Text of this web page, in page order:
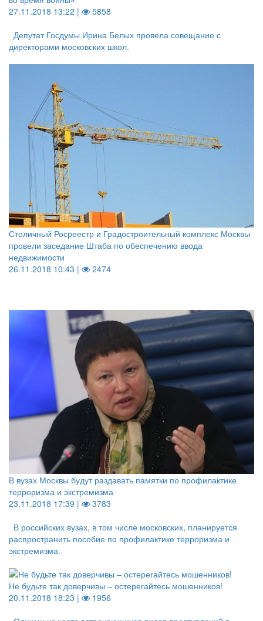
27.11.2018 13:22 |
5858
Депутат Госдумы Ирина Белых провела совещание с
директорами московских школ.
Столичный Росреестр и Градостроительный комплекс Москвы
провели заседание Штаба по обеспечению ввода
недвижимости
26.11.2018 10:43 |
2474
В вузах Москвы будут раздавать памятки по профилактике
терроризма и экстремизма
23.11.2018 17:39 |
3783
В российских вузах, в том числе московских, планируется
распространить пособие по профилактике терроризма и
экстремизма.
Не будьте так доверчивы – остерегайтесь мошенников!
20.11.2018 18:23 |
1956